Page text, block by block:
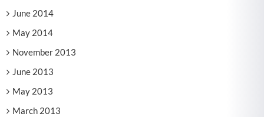
June 2014
May 2014
November 2013
June 2013
May 2013
March 2013